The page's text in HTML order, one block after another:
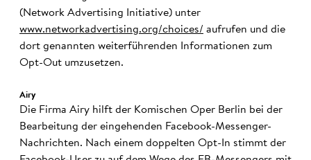
(Network Advertising Initiative) unter
www.networkadvertising.org/choices/ aufrufen und die
dort genannten weiterführenden Informationen zum
Opt-Out umzusetzen.
Airy
Die Firma Airy hilft der Komischen Oper Berlin bei der
Bearbeitung der eingehenden Facebook-Messenger-
Nachrichten. Nach einem doppelten Opt-In stimmt der